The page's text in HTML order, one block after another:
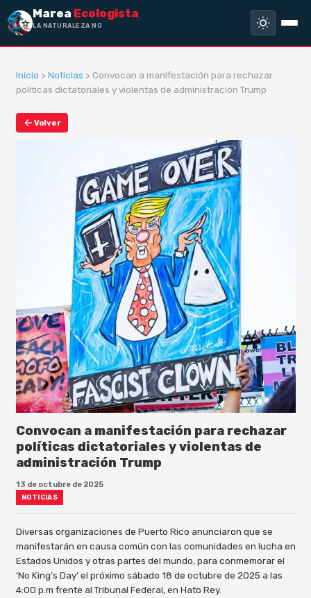
Marea Ecologista
LA NATURALEZA NO HA HEC
Inicio > Noticias > Convocan a manifestación para rechazar
políticas dictatoriales y violentas de administración Trump
Volver
Convocan a manifestación para rechazar
políticas dictatoriales y violentas de
administración Trump
13 de octubre de 2025
NOTICIAS
Diversas organizaciones de Puerto Rico anunciaron que se
manifestarán en causa común con las comunidades en lucha en
Estados Unidos y otras partes del mundo, para conmemorar el
‘No King’s Day’ el próximo sábado 18 de octubre de 2025 a las
4:00 p.m frente al Tribunal Federal, en Hato Rey.